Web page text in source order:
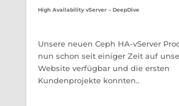
High Availability vServer – DeepDive
Unsere neuen Ceph HA-vServer
nun schon seit einiger Zeit auf
Website verfügbar und die ersten
Kundenprojekte konnten..